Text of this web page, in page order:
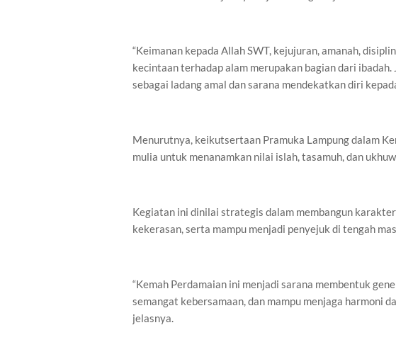
“Keimanan kepada Allah SWT, kejujuran, amanah,
kecintaan terhadap alam merupakan bagian dari
sebagai ladang amal dan sarana mendekatkan diri
Menurutnya, keikutsertaan Pramuka Lampung dalam
mulia untuk menanamkan nilai islah, tasamuh, dan
Kegiatan ini dinilai strategis dalam membangun
kekerasan, serta mampu menjadi penyejuk di tengah
“Kemah Perdamaian ini menjadi sarana membentuk
semangat kebersamaan, dan mampu menjaga harmoni
jelasnya.